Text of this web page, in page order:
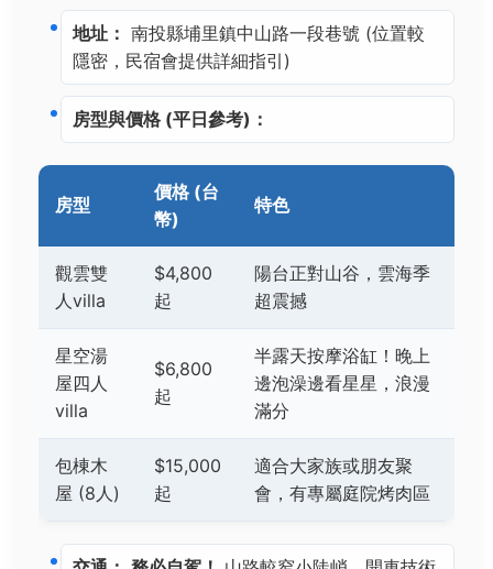
地址： 南投縣埔里鎮中山路一段巷號 (位置較
隱密，民宿會提供詳細指引)
房型與價格 (平日參考)：
房型
價格 (台
幣)
特色
觀雲雙
人villa
$4,800
起
陽台正對山谷，雲海季
超震撼
星空湯
屋四人
villa
$6,800
起
半露天按摩浴缸！晚上
邊泡澡邊看星星，浪漫
滿分
包棟木
屋 (8人)
$15,000
起
適合大家族或朋友聚
會，有專屬庭院烤肉區